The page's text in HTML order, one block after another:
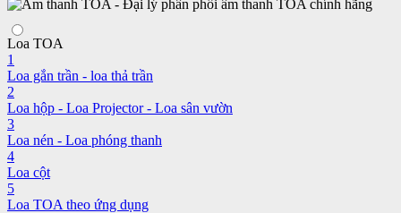
Loa TOA
1
Loa gắn trần - loa thả trần
2
Loa hộp - Loa Projector - Loa sân vườn
3
Loa nén - Loa phóng thanh
4
Loa cột
5
Loa TOA theo ứng dụng